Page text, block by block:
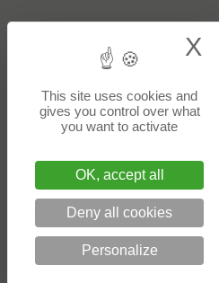
Adresses-
Services
Liste des adresses e-
Liste des adresses e-mails des
-Création ou refonte du site
Sites partenaires:
Adresses-Colleges.fr-
Un service
This site uses cookies and
gives you control over what
you want to activate
OK, accept all
Deny all cookies
Personalize
X